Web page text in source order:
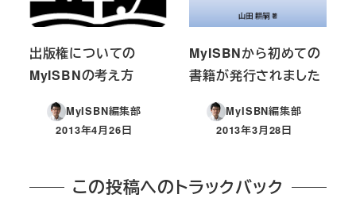
出版権についての
MyISBNの考え方
MyISBN編集部
投稿日
2013年4月26日
MyISBNから初めての
書籍が発行されました
MyISBN編集部
投稿日
2013年3月28日
この投稿へのトラックバック